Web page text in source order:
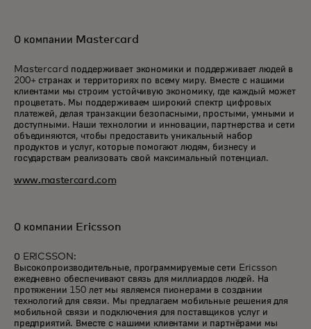
О компании Mastercard
Mastercard поддерживает экономики и поддерживает людей в
200+ странах и территориях по всему миру. Вместе с нашими
клиентами мы строим устойчивую экономику, где каждый может
процветать. Мы поддерживаем широкий спектр цифровых
платежей, делая транзакции безопасными, простыми, умными и
доступными. Наши технологии и инновации, партнерства и сети
объединяются, чтобы предоставить уникальный набор
продуктов и услуг, которые помогают людям, бизнесу и
государствам реализовать свой максимальный потенциал.
www.mastercard.com
О компании Ericsson
О ERICSSON:
Высокопроизводительные, программируемые сети Ericsson
ежедневно обеспечивают связь для миллиардов людей. На
протяжении 150 лет мы являемся пионерами в создании
технологий для связи. Мы предлагаем мобильные решения для
мобильной связи и подключения для поставщиков услуг и
предприятий. Вместе с нашими клиентами и партнёрами мы